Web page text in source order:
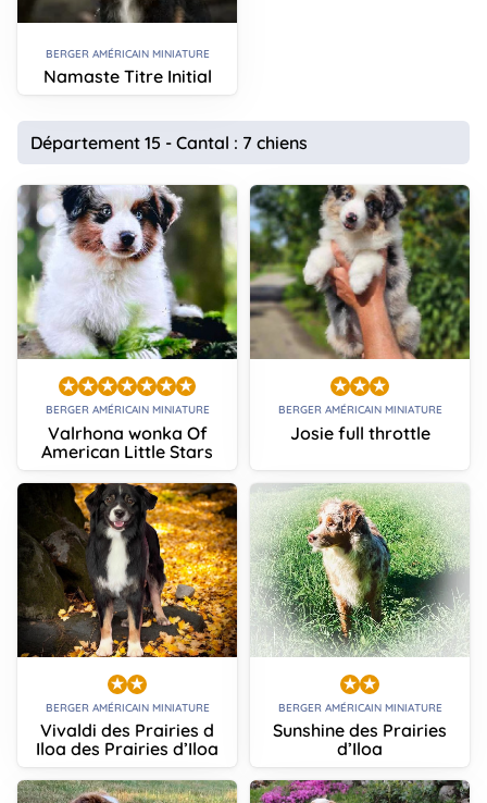
BERGER AMÉRICAIN MINIATURE
Namaste Titre Initial
Département 15 - Cantal : 7 chiens
BERGER AMÉRICAIN MINIATURE
Valrhona wonka Of
American Little Stars
BERGER AMÉRICAIN MINIATURE
Josie full throttle
BERGER AMÉRICAIN MINIATURE
Vivaldi des Prairies d
Iloa des Prairies d’Iloa
BERGER AMÉRICAIN MINIATURE
Sunshine des Prairies
d’Iloa